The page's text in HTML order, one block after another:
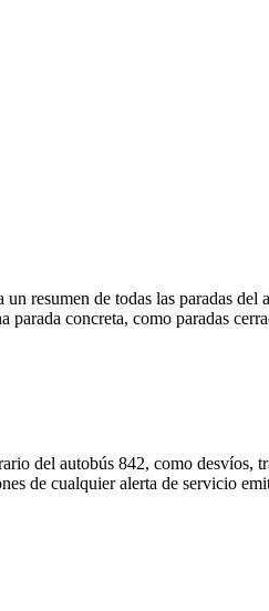
resumen de todas las paradas
concreta, como paradas
del autobús 842, como desvíos,
de cualquier alerta de servicio